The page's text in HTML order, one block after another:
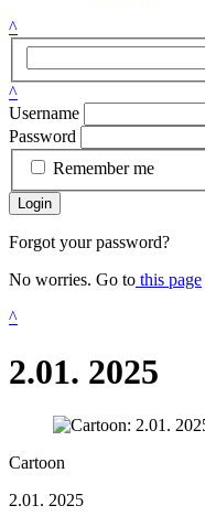
^
^
Username
Password
Remember me
Login
Forgot your password?
No worries. Go to this page
^
2.01. 2025
Cartoon
2.01. 2025